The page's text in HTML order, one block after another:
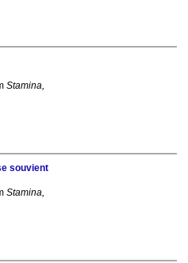
Stamina,
souvient
Stamina,